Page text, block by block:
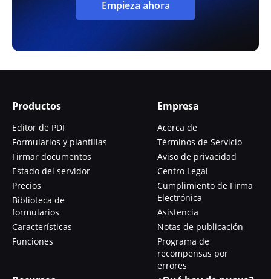
Empieza ahora
Productos
Editor de PDF
Formularios y plantillas
Firmar documentos
Estado del servidor
Precios
Biblioteca de
formularios
Características
Funciones
Empresa
Acerca de
Términos de Servicio
Aviso de privacidad
Centro Legal
Cumplimiento de Firma
Electrónica
Asistencia
Notas de publicación
Programa de
recompensas por
errores